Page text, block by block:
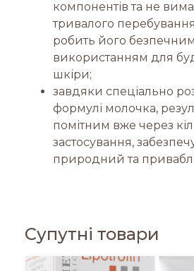
компонентів та не
тривалого
робить його безпечним
використанням для
шкіри;
завдяки спеціально
формулі молочка,
помітним вже через
застосування,
природний та
Супутні товари